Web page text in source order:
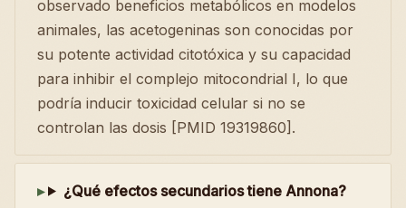
observado beneficios metabólicos en modelos
animales, las acetogeninas son conocidas por
su potente actividad citotóxica y su capacidad
para inhibir el complejo mitocondrial I, lo que
podría inducir toxicidad celular si no se
controlan las dosis [PMID 19319860].
¿Qué efectos secundarios tiene Annona?